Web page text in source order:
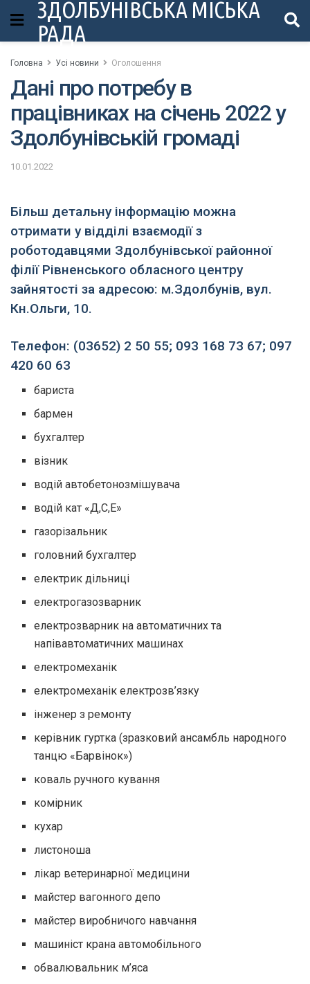
ЗДОЛБУНІВСЬКА МІСЬКА
РАДА
Головна Усі новини Оголошення
Дані про потребу в
працівниках на січень 2022 у
Здолбунівській громаді
10.01.2022
Більш детальну інформацію можна
отримати у відділі взаємодії з
роботодавцями Здолбунівської районної
філії Рівненського обласного центру
зайнятості за адресою: м.Здолбунів, вул.
Кн.Ольги, 10.
Телефон: (03652) 2 50 55; 093 168 73 67; 097
420 60 63
бариста
бармен
бухгалтер
візник
водій автобетонозмішувача
водій кат «Д,С,Е»
газорізальник
головний бухгалтер
електрик дільниці
електрогазозварник
електрозварник на автоматичних та
напівавтоматичних машинах
електромеханік
електромеханік електрозв’язку
інженер з ремонту
керівник гуртка (зразковий ансамбль народного
танцю «Барвінок»)
коваль ручного кування
комірник
кухар
листоноша
лікар ветеринарної медицини
майстер вагонного депо
майстер виробничого навчання
машиніст крана автомобільного
обвалювальник м’яса